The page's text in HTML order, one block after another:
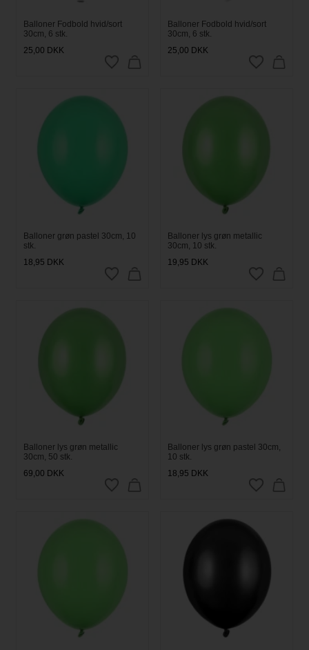
Balloner Fodbold hvid/sort
30cm, 6 stk.
25,00 DKK
Balloner Fodbold hvid/sort
30cm, 6 stk.
25,00 DKK
Balloner grøn pastel 30cm, 10
stk.
18,95 DKK
Balloner lys grøn metallic
30cm, 10 stk.
19,95 DKK
Balloner lys grøn metallic
30cm, 50 stk.
69,00 DKK
Balloner lys grøn pastel 30cm,
10 stk.
18,95 DKK